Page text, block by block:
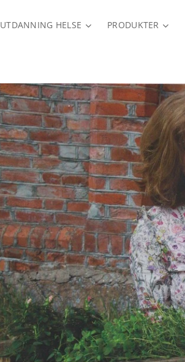
UTDANNING HELSE PRODUKTER